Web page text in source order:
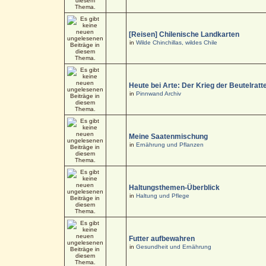
[Reisen] Chilenische Landkarten
in Wilde Chinchillas, wildes Chile
Heute bei Arte: Der Krieg der
in Pinnwand Archiv
Meine Saatenmischung
in Ernährung und Pflanzen
Haltungsthemen-Überblick
in Haltung und Pflege
Futter aufbewahren
in Gesundheit und Ernährung